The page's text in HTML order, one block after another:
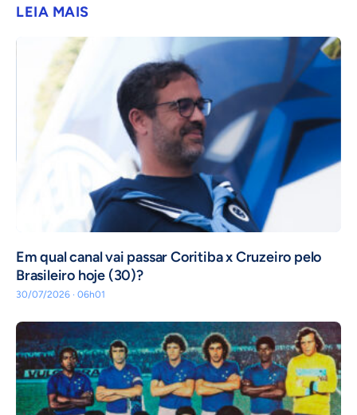
LEIA MAIS
Em qual canal vai passar Coritiba x Cruzeiro pelo
Brasileiro hoje (30)?
30/07/2026 · 06h01